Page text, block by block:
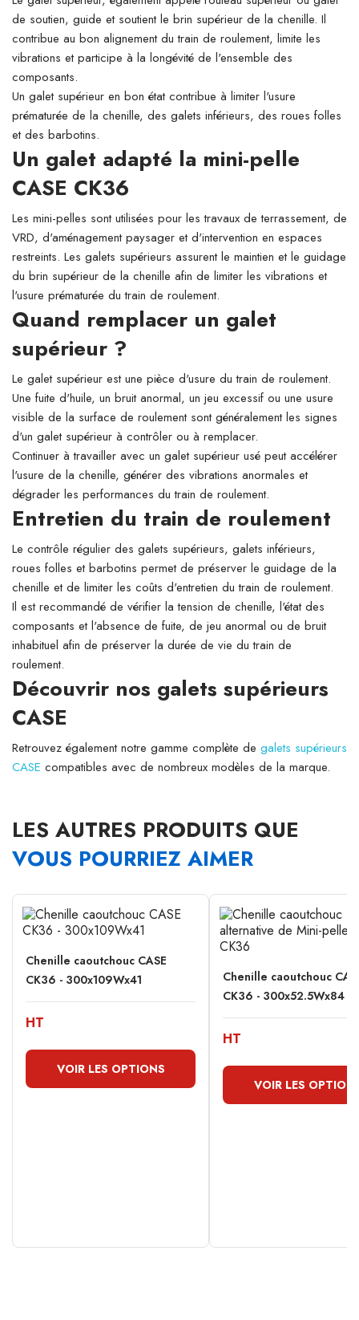
de soutien, guide et soutient le brin supérieur de la chenille. Il
contribue au bon alignement du train de roulement, limite les
vibrations et participe à la longévité de l'ensemble des
composants.
Un galet supérieur en bon état contribue à limiter l'usure
prématurée de la chenille, des galets inférieurs, des roues folles
et des barbotins.
Un galet adapté la mini-pelle
CASE CK36
Les mini-pelles sont utilisées pour les travaux de terrassement, de
VRD, d'aménagement paysager et d'intervention en espaces
restreints. Les galets supérieurs assurent le maintien et le guidage
du brin supérieur de la chenille afin de limiter les vibrations et
l'usure prématurée du train de roulement.
Quand remplacer un galet
supérieur ?
Le galet supérieur est une pièce d'usure du train de roulement.
Une fuite d'huile, un bruit anormal, un jeu excessif ou une usure
visible de la surface de roulement sont généralement les signes
d'un galet supérieur à contrôler ou à remplacer.
Continuer à travailler avec un galet supérieur usé peut accélérer
l'usure de la chenille, générer des vibrations anormales et
dégrader les performances du train de roulement.
Entretien du train de roulement
Le contrôle régulier des galets supérieurs, galets inférieurs,
roues folles et barbotins permet de préserver le guidage de la
chenille et de limiter les coûts d'entretien du train de roulement.
Il est recommandé de vérifier la tension de chenille, l'état des
composants et l'absence de fuite, de jeu anormal ou de bruit
inhabituel afin de préserver la durée de vie du train de
roulement.
Découvrir nos galets supérieurs
CASE
Retrouvez également notre gamme complète de galets supérieurs
CASE compatibles avec de nombreux modèles de la marque.
LES AUTRES PRODUITS QUE
VOUS POURRIEZ AIMER
Chenille caoutchouc CASE
CK36 - 300x109Wx41
HT
VOIR LES OPTIONS
Chenille caoutchouc
CK36 - 300x52.5Wx84
HT
VOIR LES